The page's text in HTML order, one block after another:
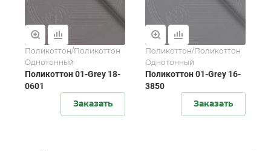
Поликоттон/Поликоттон
Однотонный
Поликоттон 01-Grey 18-
0601
Заказать
Поликоттон/Поликоттон
Однотонный
Поликоттон 01-Grey 16-
3850
Заказать